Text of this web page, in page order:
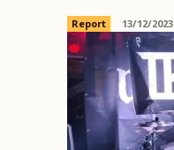
Report 13/12/2023